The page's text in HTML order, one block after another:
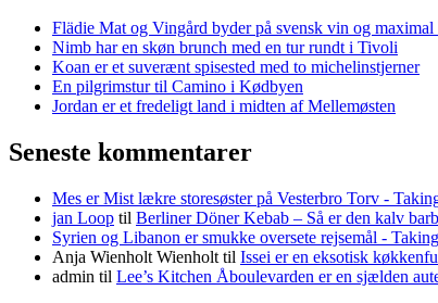
Flädie Mat og Vingård byder på svensk vin og maximal
Nimb har en skøn brunch med en tur rundt i Tivoli
Koan er et suverænt spisested med to michelinstjerner
En pilgrimstur til Camino i Kødbyen
Jordan er et fredeligt land i midten af Mellemøsten
Seneste kommentarer
Mes er Mist lækre storesøster på Vesterbro Torv -
jan Loop til Berliner Döner Kebab – Så er den kalv
Syrien og Libanon er smukke oversete rejsemål -
Anja Wienholt Wienholt til Issei er en eksotisk
admin til Lee’s Kitchen Åboulevarden er en sjælden